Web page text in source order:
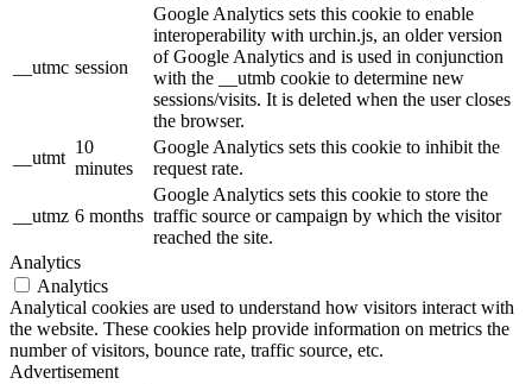
__utmc session
Google Analytics sets this cookie to enable
interoperability with urchin.js, an older version
of Google Analytics and is used in conjunction
with the __utmb cookie to determine new
sessions/visits. It is deleted when the user closes
the browser.
__utmt
10
minutes
Google Analytics sets this cookie to inhibit the
request rate.
__utmz 6 months
Google Analytics sets this cookie to store the
traffic source or campaign by which the visitor
reached the site.
Analytics
Analytics
Analytical cookies are used to understand how visitors interact with
the website. These cookies help provide information on metrics the
number of visitors, bounce rate, traffic source, etc.
Advertisement